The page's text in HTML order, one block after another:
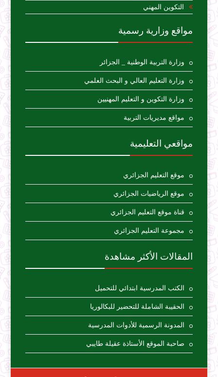
التكوين المهني
مواقع وزارية رسمية
وزارة التربية الوطنية _ الجزائر
وزارة التعليم العالي و البحث العلمي
وزارة التكوين و التعليم المهنيين
مواقع مديريات التربية
مواقعي التعليمية
موقع التعليم الجزائري
موقع الرياضيات الجزائري
قناة موقع التعليم الجزائري
مجموعة التعليم الجزائري
المقالات الأكثر مشاهدة
الكتب المدرسية ابتدائي للتحميل
الحقيبة الشاملة للتحضير للبكالوريا
المدونة الرسمية للأدوات المدرسية
صاحبة الموقع الأستاذة عقيلة طايبي